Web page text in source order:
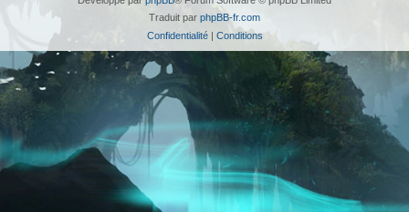
Traduit par phpBB-fr.com
Confidentialité| Conditions